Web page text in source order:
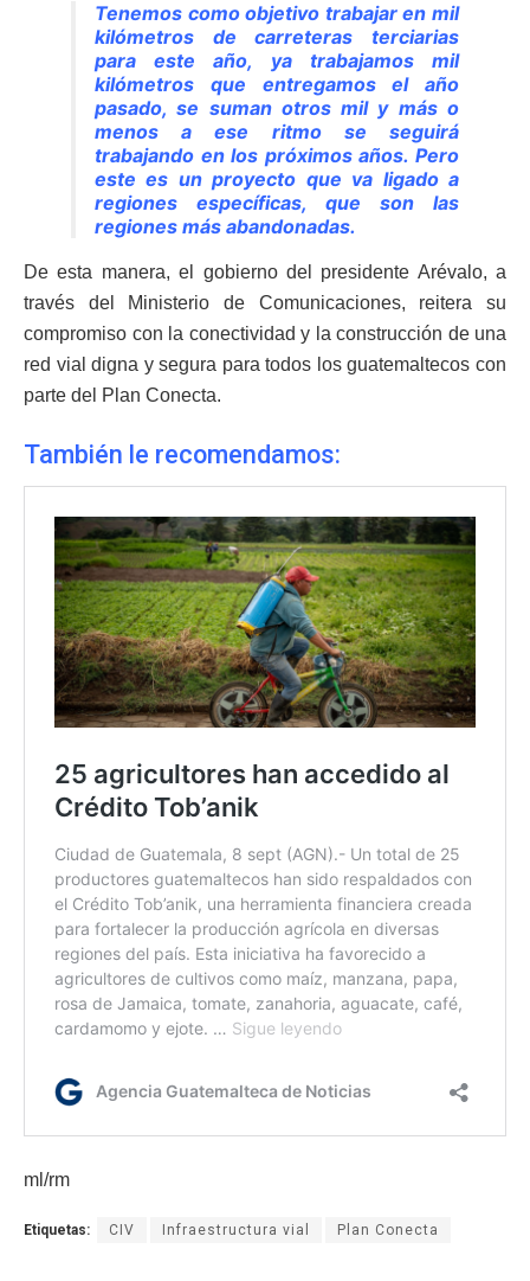
Tenemos como objetivo trabajar en mil
kilómetros de carreteras terciarias
para este año, ya trabajamos mil
kilómetros que entregamos el año
pasado, se suman otros mil y más o
menos a ese ritmo se seguirá
trabajando en los próximos años. Pero
este es un proyecto que va ligado a
regiones específicas, que son las
regiones más abandonadas.
De esta manera, el gobierno del presidente Arévalo, a
través del Ministerio de Comunicaciones, reitera su
compromiso con la conectividad y la construcción de una
red vial digna y segura para todos los guatemaltecos con
parte del Plan Conecta.
También le recomendamos:
ml/rm
Etiquetas: CIV Infraestructura vial Plan Conecta